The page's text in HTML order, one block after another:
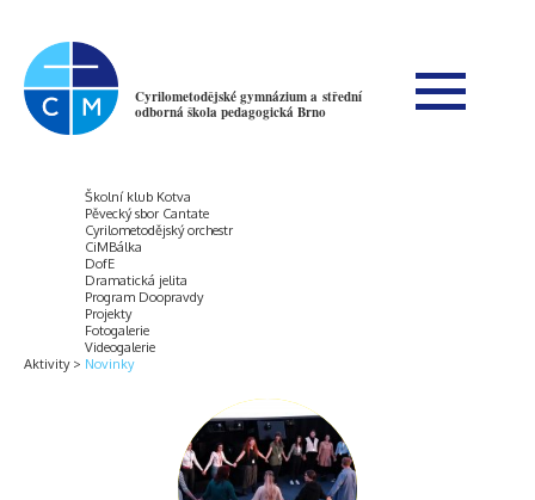
Cyrilometodějské gymnázium a střední
odborná škola pedagogická Brno
Aktivity
Školní klub Kotva
Pěvecký sbor Cantate
Cyrilometodějský orchestr
CiMBálka
DofE
Dramatická jelita
Program Doopravdy
Projekty
Fotogalerie
Videogalerie
Novinky